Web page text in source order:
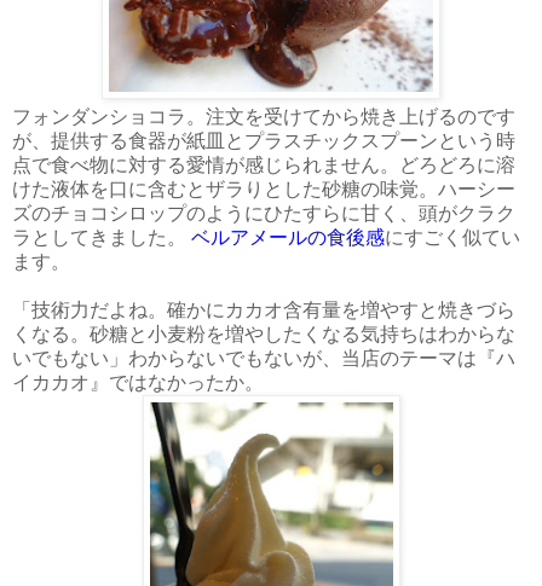
フォンダンショコラ。注文を受けてから焼き上げるのです
が、提供する食器が紙皿とプラスチックスプーンという時
点で食べ物に対する愛情が感じられません。どろどろに溶
けた液体を口に含むとザラりとした砂糖の味覚。ハーシー
ズのチョコシロップのようにひたすらに甘く、頭がクラク
ラとしてきました。 ベルアメールの食後感にすごく似てい
ます。
「技術力だよね。確かにカカオ含有量を増やすと焼きづら
くなる。砂糖と小麦粉を増やしたくなる気持ちはわからな
いでもない」わからないでもないが、当店のテーマは『ハ
イカカオ』ではなかったか。